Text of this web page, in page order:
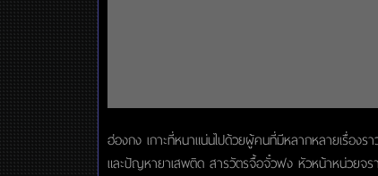
ฮ่องกง เกาะที่หนาแน่นไปด้วยผู้คนที่มีหลากหลายเรื่อ
และปัญหายาเสพติด สารวัตรจื้อจั๋วฟง หัวหน้าหน่วยจ